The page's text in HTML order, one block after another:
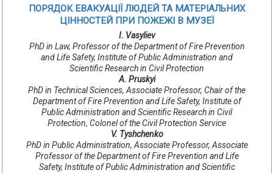
ПОРЯДОК ЕВАКУАЦІЇ ЛЮДЕЙ ТА МАТЕРІАЛЬНИХ
ЦІННОСТЕЙ ПРИ ПОЖЕЖІ В МУЗЕЇ
І. Vasyliev
PhD in Law, Professor of the Department of Fire Prevention
and Life Safety, Institute of Public Administration and
Scientific Research in Civil Protection
A. Pruskyi
PhD in Technical Sciences, Associate Professor, Chair of the
Department of Fire Prevention and Life Safety, Institute of
Public Administration and Scientific Research in Civil
Protection, Colonel of the Civil Protection Service
V. Tyshchenko
PhD in Public Administration, Associate Professor, Associate
Professor of the Department of Fire Prevention and Life
Safety, Institute of Public Administration and Scientific